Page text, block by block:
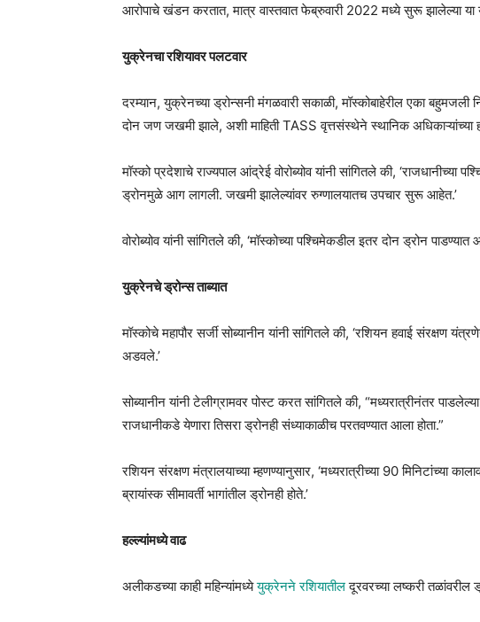
आरोपाचे खंडन करतात, मात्र वास्तवात फेब्रुवारी 2022 मध्ये सुरू झालेल्या या
युक्रेनचा रशियावर पलटवार
दरम्यान, युक्रेनच्या ड्रोन्सनी मंगळवारी सकाळी, मॉस्कोबाहेरील एका बहुमजली
दोन जण जखमी झाले, अशी माहिती TASS वृत्तसंस्थेने स्थानिक अधिकाऱ्यांच्या
मॉस्को प्रदेशाचे राज्यपाल आंद्रेई वोरोब्योव यांनी सांगितले की, ‘राजधानीच्या
ड्रोनमुळे आग लागली. जखमी झालेल्यांवर रुग्णालयातच उपचार सुरू आहेत.’
वोरोब्योव यांनी सांगितले की, ‘मॉस्कोच्या पश्चिमेकडील इतर दोन ड्रोन पाडण्यात
युक्रेनचे ड्रोन्स ताब्यात
मॉस्कोचे महापौर सर्जी सोब्यानीन यांनी सांगितले की, ‘रशियन हवाई संरक्षण
अडवले.’
सोब्यानीन यांनी टेलीग्रामवर पोस्ट करत सांगितले की, “मध्यरात्रीनंतर
राजधानीकडे येणारा तिसरा ड्रोनही संध्याकाळीच परतवण्यात आला होता.”
रशियन संरक्षण मंत्रालयाच्या म्हणण्यानुसार, ‘मध्यरात्रीच्या 90 मिनिटांच्या
ब्रायांस्क सीमावर्ती भागांतील ड्रोनही होते.’
हल्ल्यांमध्ये वाढ
अलीकडच्या काही महिन्यांमध्येयुक्रेनने रशियातीलदूरवरच्या लष्करी